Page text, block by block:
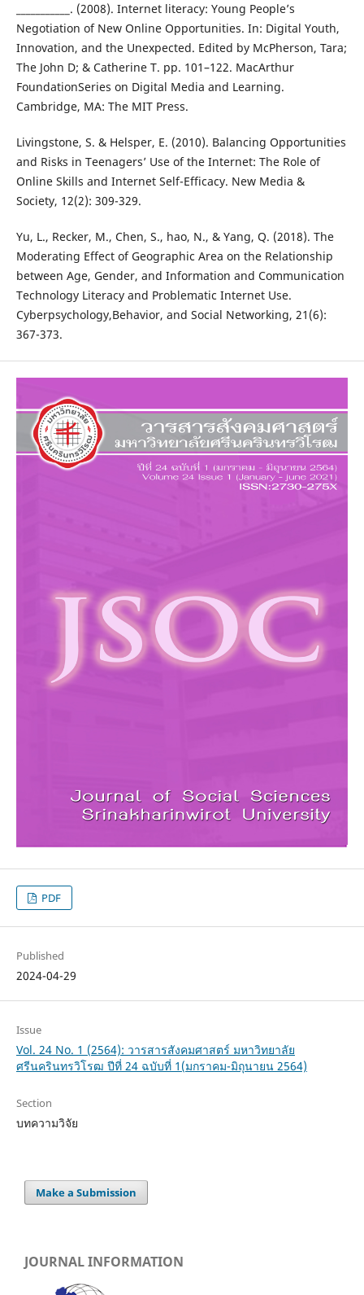
___________. (2008). Internet literacy: Young People’s
Negotiation of New Online Opportunities. In: Digital Youth,
Innovation, and the Unexpected. Edited by McPherson, Tara;
The John D; & Catherine T. pp. 101–122. MacArthur
FoundationSeries on Digital Media and Learning.
Cambridge, MA: The MIT Press.
Livingstone, S. & Helsper, E. (2010). Balancing Opportunities
and Risks in Teenagers’ Use of the Internet: The Role of
Online Skills and Internet Self-Efficacy. New Media &
Society, 12(2): 309-329.
Yu, L., Recker, M., Chen, S., hao, N., & Yang, Q. (2018). The
Moderating Effect of Geographic Area on the Relationship
between Age, Gender, and Information and Communication
Technology Literacy and Problematic Internet Use.
Cyberpsychology,Behavior, and Social Networking, 21(6):
367-373.
PDF
Published
2024-04-29
Issue
Vol. 24 No. 1 (2564): วารสารสังคมศาสตร์ มหาวิทยาลัย
ศรีนครินทรวิโรฒ ปีที่ 24 ฉบับที่ 1(มกราคม-มิถุนายน 2564)
Section
บทความวิจัย
Make a Submission
JOURNAL INFORMATION